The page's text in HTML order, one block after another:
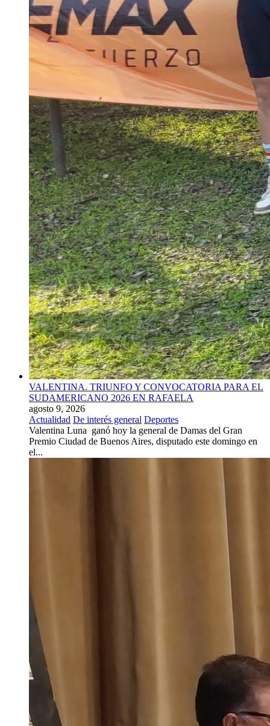
VALENTINA. TRIUNFO Y CONVOCATORIA PARA EL
SUDAMERICANO 2026 EN RAFAELA
agosto 9, 2026
Actualidad De interés general Deportes
Valentina Luna ganó hoy la general de Damas del Gran
Premio Ciudad de Buenos Aires, disputado este domingo en
el...